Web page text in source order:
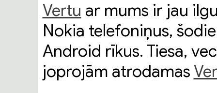
Vertu ar mums ir jau
Nokia telefoniņus,
Android rīkus. Tiesa,
joprojām atrodamas